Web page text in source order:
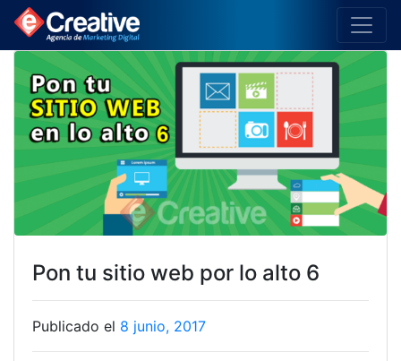
Pon tu sitio web por lo alto 6
Publicado el 8 junio, 2017